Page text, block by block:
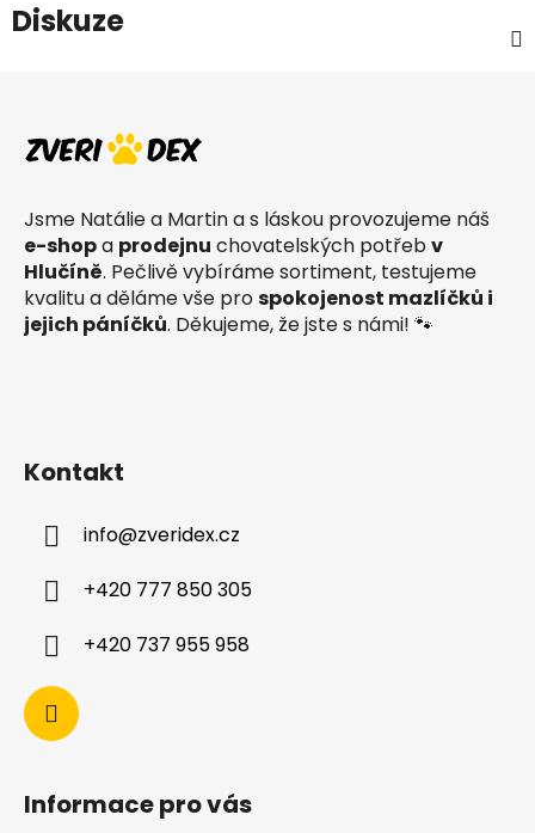
Diskuze
Jsme Natálie a Martin a s láskou provozujeme náš
e-shopa prodejnu chovatelských potřebv
Hlučíně. Pečlivě vybíráme sortiment, testujeme
kvalitu a děláme vše prospokojenost mazlíčků i
jejich páníčků. Děkujeme, že jste s námi! 🐾
Kontakt
info@zveridex.cz
+420 777 850 305
+420 737 955 958
Informace pro vás